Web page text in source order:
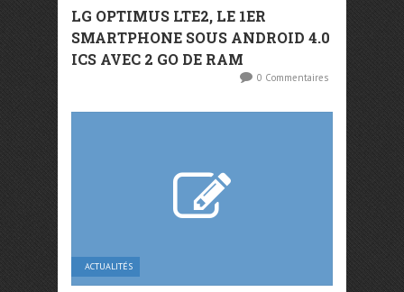
LG OPTIMUS LTE2, LE 1ER
SMARTPHONE SOUS ANDROID 4.0
ICS AVEC 2 GO DE RAM
0 Commentaires
ACTUALITÉS